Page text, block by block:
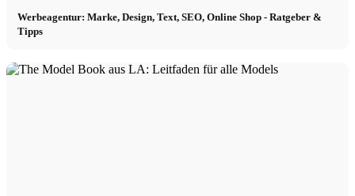
Werbeagentur: Marke, Design, Text, SEO, Online Shop - Ratgeber &
Tipps